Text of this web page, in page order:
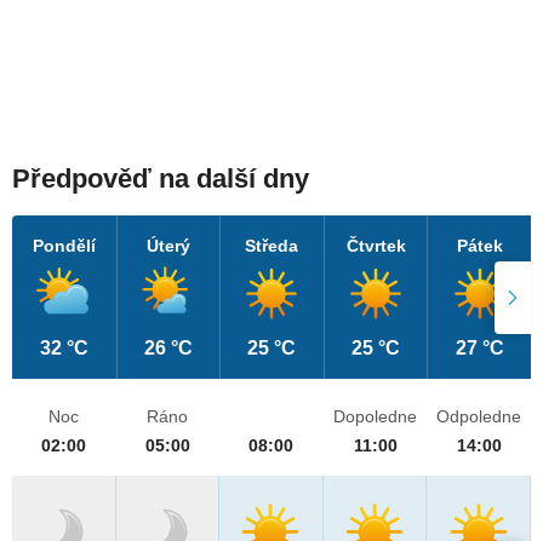
Předpověď na další dny
Pondělí
32 °C
Úterý
26 °C
Středa
25 °C
Čtvrtek
25 °C
Pátek
27 °C
Noc
02:00
Ráno
05:00
08:00
Dopoledne
11:00
Odpoledne
14:00